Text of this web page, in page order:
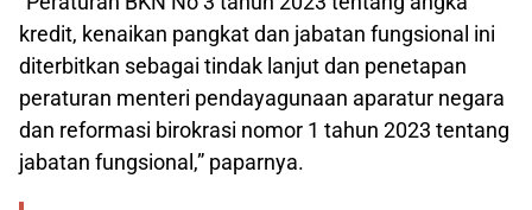
kredit, kenaikan pangkat dan jabatan fungsional ini
diterbitkan sebagai tindak lanjut dan penetapan
peraturan menteri pendayagunaan aparatur negara
dan reformasi birokrasi nomor 1 tahun 2023 tentang
jabatan fungsional,” paparnya.